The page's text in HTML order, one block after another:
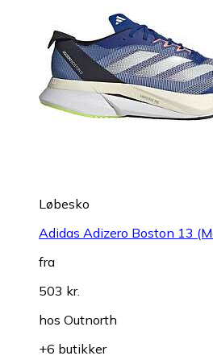
Løbesko
Adidas Adizero Boston 13
fra
503 kr.
hos Outnorth
+6 butikker